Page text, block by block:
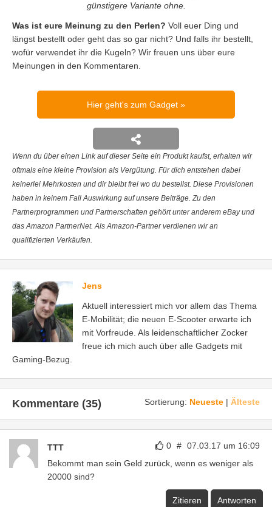
günstigere Variante ohne.
Was ist eure Meinung zu den Perlen? Voll euer Ding und
längst bestellt oder geht das so gar nicht? Und falls ihr bestellt,
wofür verwendet ihr die Kugeln? Wir freuen uns über eure
Meinungen in den Kommentaren.
Hier geht's zum Gadget
Wenn du über einen Link auf dieser Seite ein Produkt kaufst, erhalten wir
oftmals eine kleine Provision als Vergütung. Für dich entstehen dabei
keinerlei Mehrkosten und dir bleibt frei wo du bestellst. Diese Provisionen
haben in keinem Fall Auswirkung auf unsere Beiträge. Zu den
Partnerprogrammen und Partnerschaften gehört unter anderem eBay und
das Amazon PartnerNet. Als Amazon-Partner verdienen wir an
qualifizierten Verkäufen.
Jens
Aktuell interessiert mich vor allem das Thema
E-Mobilität; die neuen E-Scooter erwarte ich
mit Vorfreude. Als leidenschaftlicher Zocker
freue ich mich auch über alle Gadgets mit
Gaming-Bezug.
Sortierung: Neueste | Älteste
Kommentare (35)
0 # 07.03.17 um 16:09
TTT
Bekommt man sein Geld zurück, wenn es weniger als
20000 sind?
Zitieren Antworten